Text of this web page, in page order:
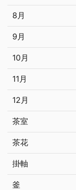
8月
9月
10月
11月
12月
茶室
茶花
掛軸
釜